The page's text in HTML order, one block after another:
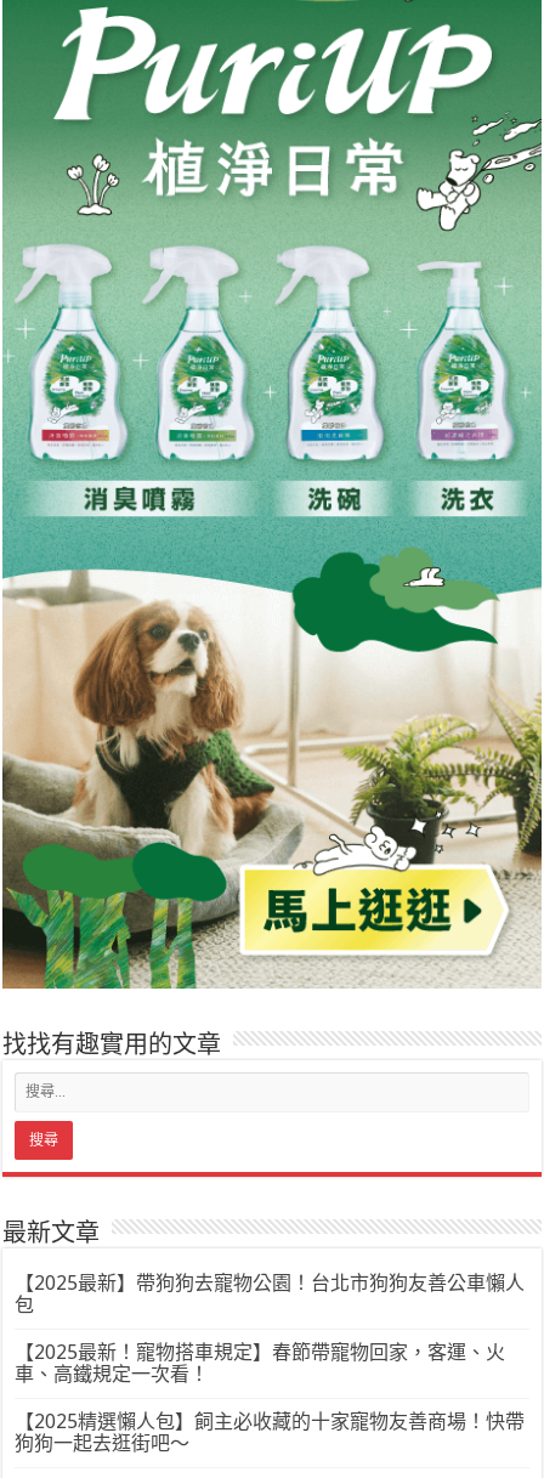
找找有趣實用的文章
最新文章
【2025最新】帶狗狗去寵物公園！台北市狗狗友善公車懶人
包
【2025最新！寵物搭車規定】春節帶寵物回家，客運、火
車、高鐵規定一次看！
【2025精選懶人包】飼主必收藏的十家寵物友善商場！快帶
狗狗一起去逛街吧～